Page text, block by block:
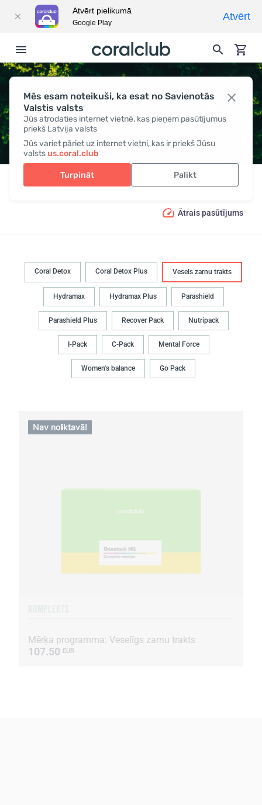
Mēs esam noteikuši, ka esat no Savienotās
Valstis valsts
Jūs atrodaties internet vietnē, kas pieņem pasūtījumus
priekš Latvija valsts
Jūs variet pāriet uz internet vietni, kas ir priekš Jūsu
valstsus.coral.club
Turpināt Palikt
VESELS ZARNU TRAKTS
Produkcija Kompleksi risinājumi Vesels zarnu trakts
Ātrais pasūtījums
Coral Detox Coral Detox Plus Vesels zarnu trakts
Hydramax Hydramax Plus Parashield
Parashield Plus Recover Pack Nutripack
I-Pack C-Pack Mental Force
Women's balance Go Pack
Mērķa programma: Veselīgs zarnu trakts
107.50 EUR
Nav noliktavā!
Atvērt pielikumā
Google Play
Atvērt